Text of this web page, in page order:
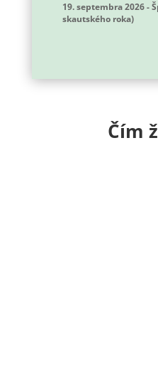
19. septembra 2026-
skautského roka)
Čím